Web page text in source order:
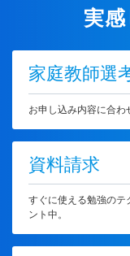
実
家庭教師選
お申し込み内容に合わ
資料請求
すぐに使える勉強のテ
ント中。